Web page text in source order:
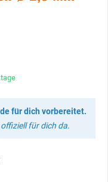
für dich vorbereitet.
für dich da.